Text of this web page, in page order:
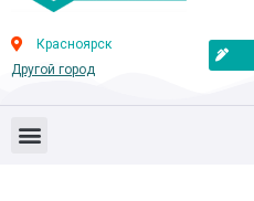
Красноярск
Другой город